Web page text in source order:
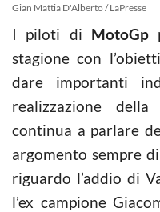
Gian Mattia D'Alberto / LaPresse
I piloti di MotoGp
stagione con
dare importanti
realizzazione
continua a parlare
argomento sempre
riguardo l’addio di
l’ex campione